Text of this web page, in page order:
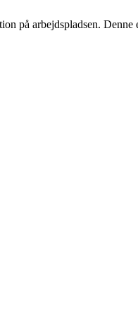
på arbejdspladsen.